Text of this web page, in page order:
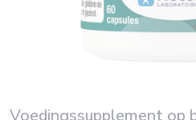
Voedingssupplement op